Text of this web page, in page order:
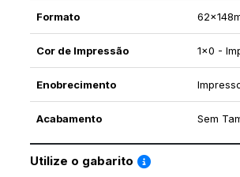
Formato
Cor de Impressão 1x0 -
Enobrecimento
Acabamento Sem
Utilize o gabarito Saiba como